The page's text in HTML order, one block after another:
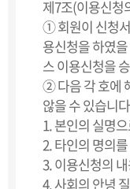
제7조(이용신청
① 회원이 신청
용신청을 하였
스 이용신청을
② 다음 각 호에
않을 수 있습니
1. 본인의 실명
2. 타인의 명의
3. 이용신청의
4. 사회의 안녕